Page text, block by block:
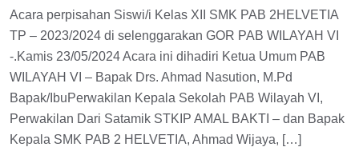
Acara perpisahan Siswi/i Kelas XII SMK PAB 2HELVETIA
TP – 2023/2024 di selenggarakan GOR PAB WILAYAH VI
-.Kamis 23/05/2024 Acara ini dihadiri Ketua Umum PAB
WILAYAH VI – Bapak Drs. Ahmad Nasution, M.Pd
Bapak/IbuPerwakilan Kepala Sekolah PAB Wilayah VI,
Perwakilan Dari Satamik STKIP AMAL BAKTI – dan Bapak
Kepala SMK PAB 2 HELVETIA, Ahmad Wijaya, […]